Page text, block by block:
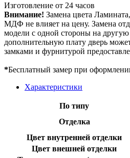
Изготовление от 24 часов
Внимание! Замена цвета
МДФ не влияет на цену. Замена
модели с одной стороны на другую
дополнительную плату дверь
замками и фурнитурой
*Бесплатный замер при
Характеристики
По типу
Отделка
Цвет внутренней отделки
Цвет внешней отделки